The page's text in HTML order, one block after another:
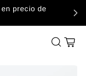
precio de
Carrito